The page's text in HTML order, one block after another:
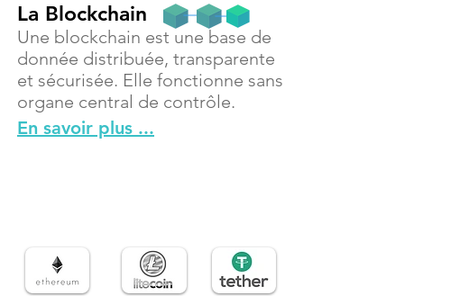
La Blockchain
Une blockchain est une base de
donnée distribuée, transparente
et sécurisée. Elle fonctionne sans
organe central de contrôle.
En savoir plus ...